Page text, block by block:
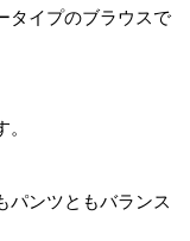
タイプのブラウスで
パンツともバランス